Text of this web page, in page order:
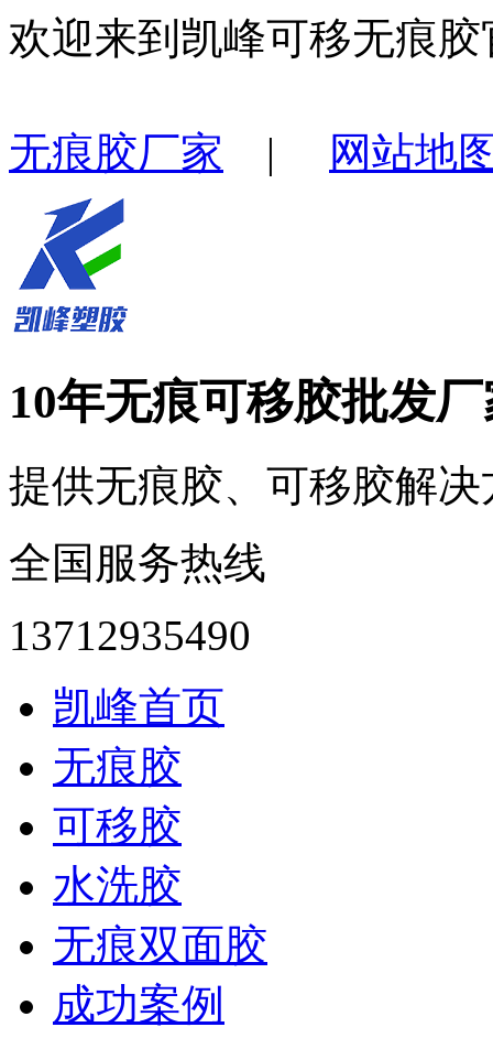
欢迎来到凯峰可移无痕
无痕胶厂家 | 网站地
10年无痕可移胶批发
提供无痕胶、可移胶解决
全国服务热线
13712935490
凯峰首页
无痕胶
可移胶
水洗胶
无痕双面胶
成功案例